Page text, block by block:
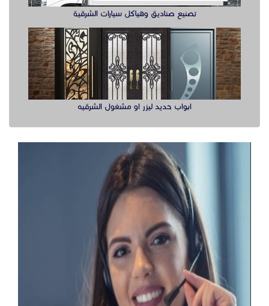
تصنيع صناديق وهياكل سيارات الشرقية
ابواب حديد ليزر او مشغول الشرقيه